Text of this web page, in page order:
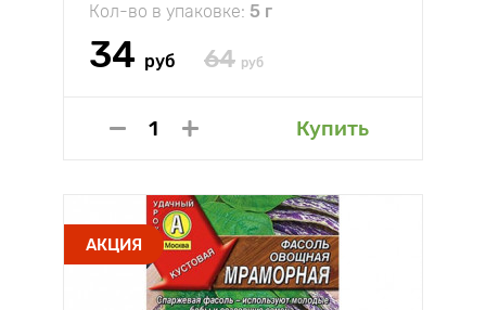
Кол-во в упаковке: 5 г
34 руб 64 руб
Купить
АКЦИЯ